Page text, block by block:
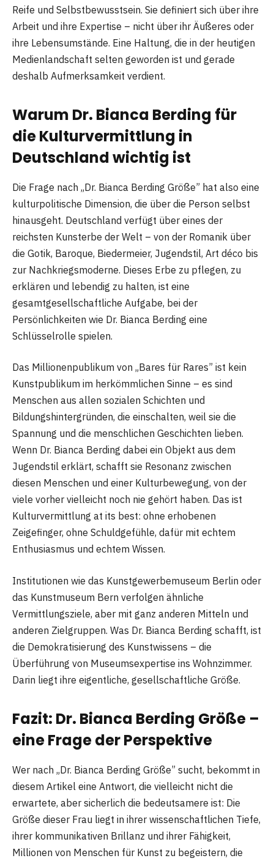
Reife und Selbstbewusstsein. Sie definiert sich über ihre
Arbeit und ihre Expertise – nicht über ihr Äußeres oder
ihre Lebensumstände. Eine Haltung, die in der heutigen
Medienlandschaft selten geworden ist und gerade
deshalb Aufmerksamkeit verdient.
Warum Dr. Bianca Berding für
die Kulturvermittlung in
Deutschland wichtig ist
Die Frage nach „Dr. Bianca Berding Größe” hat also eine
kulturpolitische Dimension, die über die Person selbst
hinausgeht. Deutschland verfügt über eines der
reichsten Kunsterbe der Welt – von der Romanik über
die Gotik, Baroque, Biedermeier, Jugendstil, Art déco bis
zur Nachkriegsmoderne. Dieses Erbe zu pflegen, zu
erklären und lebendig zu halten, ist eine
gesamtgesellschaftliche Aufgabe, bei der
Persönlichkeiten wie Dr. Bianca Berding eine
Schlüsselrolle spielen.
Das Millionenpublikum von „Bares für Rares” ist kein
Kunstpublikum im herkömmlichen Sinne – es sind
Menschen aus allen sozialen Schichten und
Bildungshintergründen, die einschalten, weil sie die
Spannung und die menschlichen Geschichten lieben.
Wenn Dr. Bianca Berding dabei ein Objekt aus dem
Jugendstil erklärt, schafft sie Resonanz zwischen
diesen Menschen und einer Kulturbewegung, von der
viele vorher vielleicht noch nie gehört haben. Das ist
Kulturvermittlung at its best: ohne erhobenen
Zeigefinger, ohne Schuldgefühle, dafür mit echtem
Enthusiasmus und echtem Wissen.
Institutionen wie das Kunstgewerbemuseum Berlin oder
das Kunstmuseum Bern verfolgen ähnliche
Vermittlungsziele, aber mit ganz anderen Mitteln und
anderen Zielgruppen. Was Dr. Bianca Berding schafft, ist
die Demokratisierung des Kunstwissens – die
Überführung von Museumsexpertise ins Wohnzimmer.
Darin liegt ihre eigentliche, gesellschaftliche Größe.
Fazit: Dr. Bianca Berding Größe –
eine Frage der Perspektive
Wer nach „Dr. Bianca Berding Größe” sucht, bekommt in
diesem Artikel eine Antwort, die vielleicht nicht die
erwartete, aber sicherlich die bedeutsamere ist: Die
Größe dieser Frau liegt in ihrer wissenschaftlichen Tiefe,
ihrer kommunikativen Brillanz und ihrer Fähigkeit,
Millionen von Menschen für Kunst zu begeistern, die